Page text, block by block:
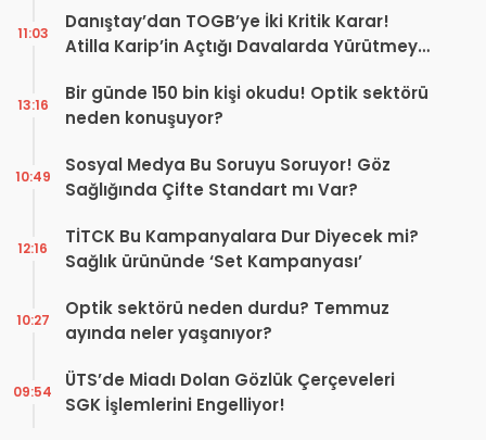
Danıştay’dan TOGB’ye İki Kritik Karar!
Atilla Karip’in Açtığı Davalarda Yürütmeyi
11:03
Bir günde 150 bin kişi okudu! Optik sektörü
neden konuşuyor?
13:16
Sosyal Medya Bu Soruyu Soruyor! Göz
Sağlığında Çifte Standart mı Var?
10:49
TİTCK Bu Kampanyalara Dur Diyecek mi?
Sağlık ürününde ‘Set Kampanyası’
12:16
Optik sektörü neden durdu? Temmuz
ayında neler yaşanıyor?
10:27
ÜTS’de Miadı Dolan Gözlük Çerçeveleri
SGK İşlemlerini Engelliyor!
09:54